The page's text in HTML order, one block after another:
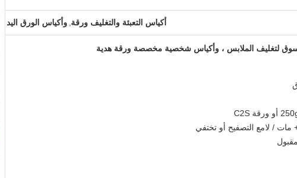
أكياس التعبئة والتغليف ورقة, وأكياس الورق اليد
تسوق لتغليف الملابس ، وأكياس شخصية مخصصة ورقة هدية